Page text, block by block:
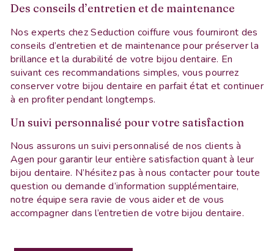
Des conseils d’entretien et de maintenance
Nos experts chez Seduction coiffure vous fourniront des
conseils d’entretien et de maintenance pour préserver la
brillance et la durabilité de votre bijou dentaire. En
suivant ces recommandations simples, vous pourrez
conserver votre bijou dentaire en parfait état et continuer
à en profiter pendant longtemps.
Un suivi personnalisé pour votre satisfaction
Nous assurons un suivi personnalisé de nos clients à
Agen pour garantir leur entière satisfaction quant à leur
bijou dentaire. N’hésitez pas à nous contacter pour toute
question ou demande d’information supplémentaire,
notre équipe sera ravie de vous aider et de vous
accompagner dans l’entretien de votre bijou dentaire.